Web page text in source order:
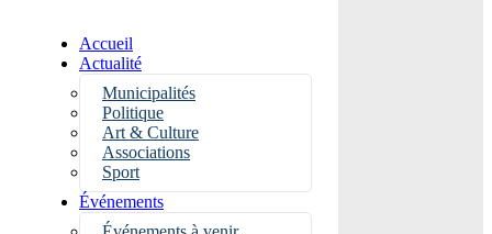
Accueil
Actualité
Municipalités
Politique
Art & Culture
Associations
Sport
Événements